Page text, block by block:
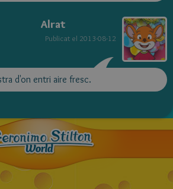
Alrat
Publicat el 2013-08-12
d'on entri aire fresc.